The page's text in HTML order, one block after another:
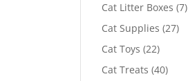
Cat Litter Boxes (7)
Cat Supplies (27)
Cat Toys (22)
Cat Treats (40)